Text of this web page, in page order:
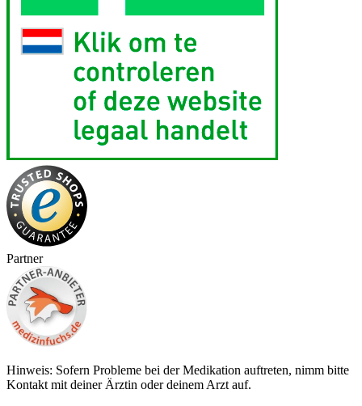
Partner
Hinweis: Sofern Probleme bei der Medikation auftreten, nimm bitte
Kontakt mit deiner Ärztin oder deinem Arzt auf.